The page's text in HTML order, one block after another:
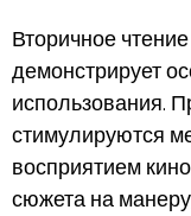
Вторичное
демонстрирует
использования.
стимулируются
восприятием
сюжета на